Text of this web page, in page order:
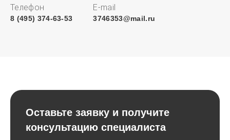
Телефон
8 (495) 374-63-53
E-mail
3746353@mail.ru
Оставьте заявку и получите
консультацию специалиста